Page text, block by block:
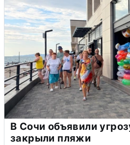
В Сочи объявили
закрыли пляжи